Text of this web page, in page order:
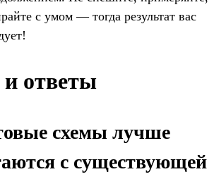
с умом — тогда результат вас
ответы
схемы лучше
с существующей